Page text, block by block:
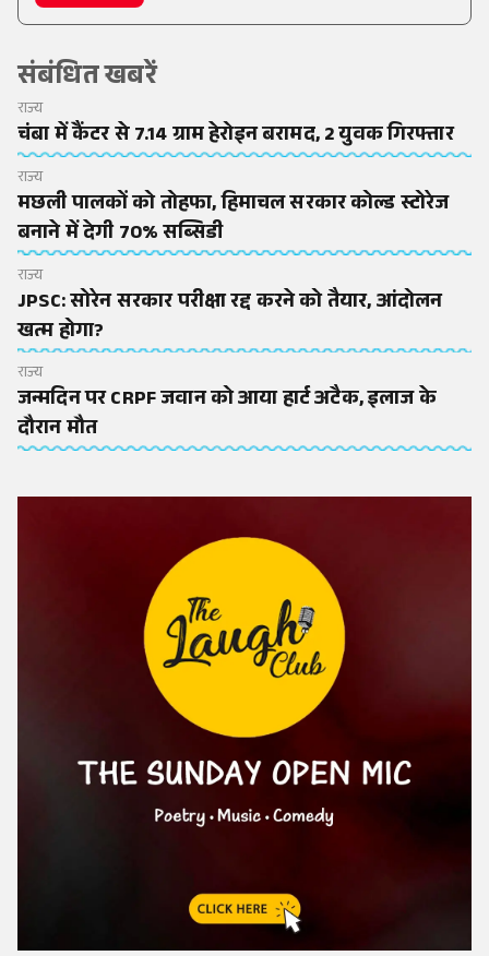
संबंधित खबरें
राज्य
चंबा में कैंटर से 7.14 ग्राम हेरोइन बरामद, 2 युवक गिरफ्तार
राज्य
मछली पालकों को तोहफा, हिमाचल सरकार कोल्ड स्टोरेज
बनाने में देगी 70% सब्सिडी
राज्य
JPSC: सोरेन सरकार परीक्षा रद्द करने को तैयार, आंदोलन
खत्म होगा?
राज्य
जन्मदिन पर CRPF जवान को आया हार्ट अटैक, इलाज के
दौरान मौत